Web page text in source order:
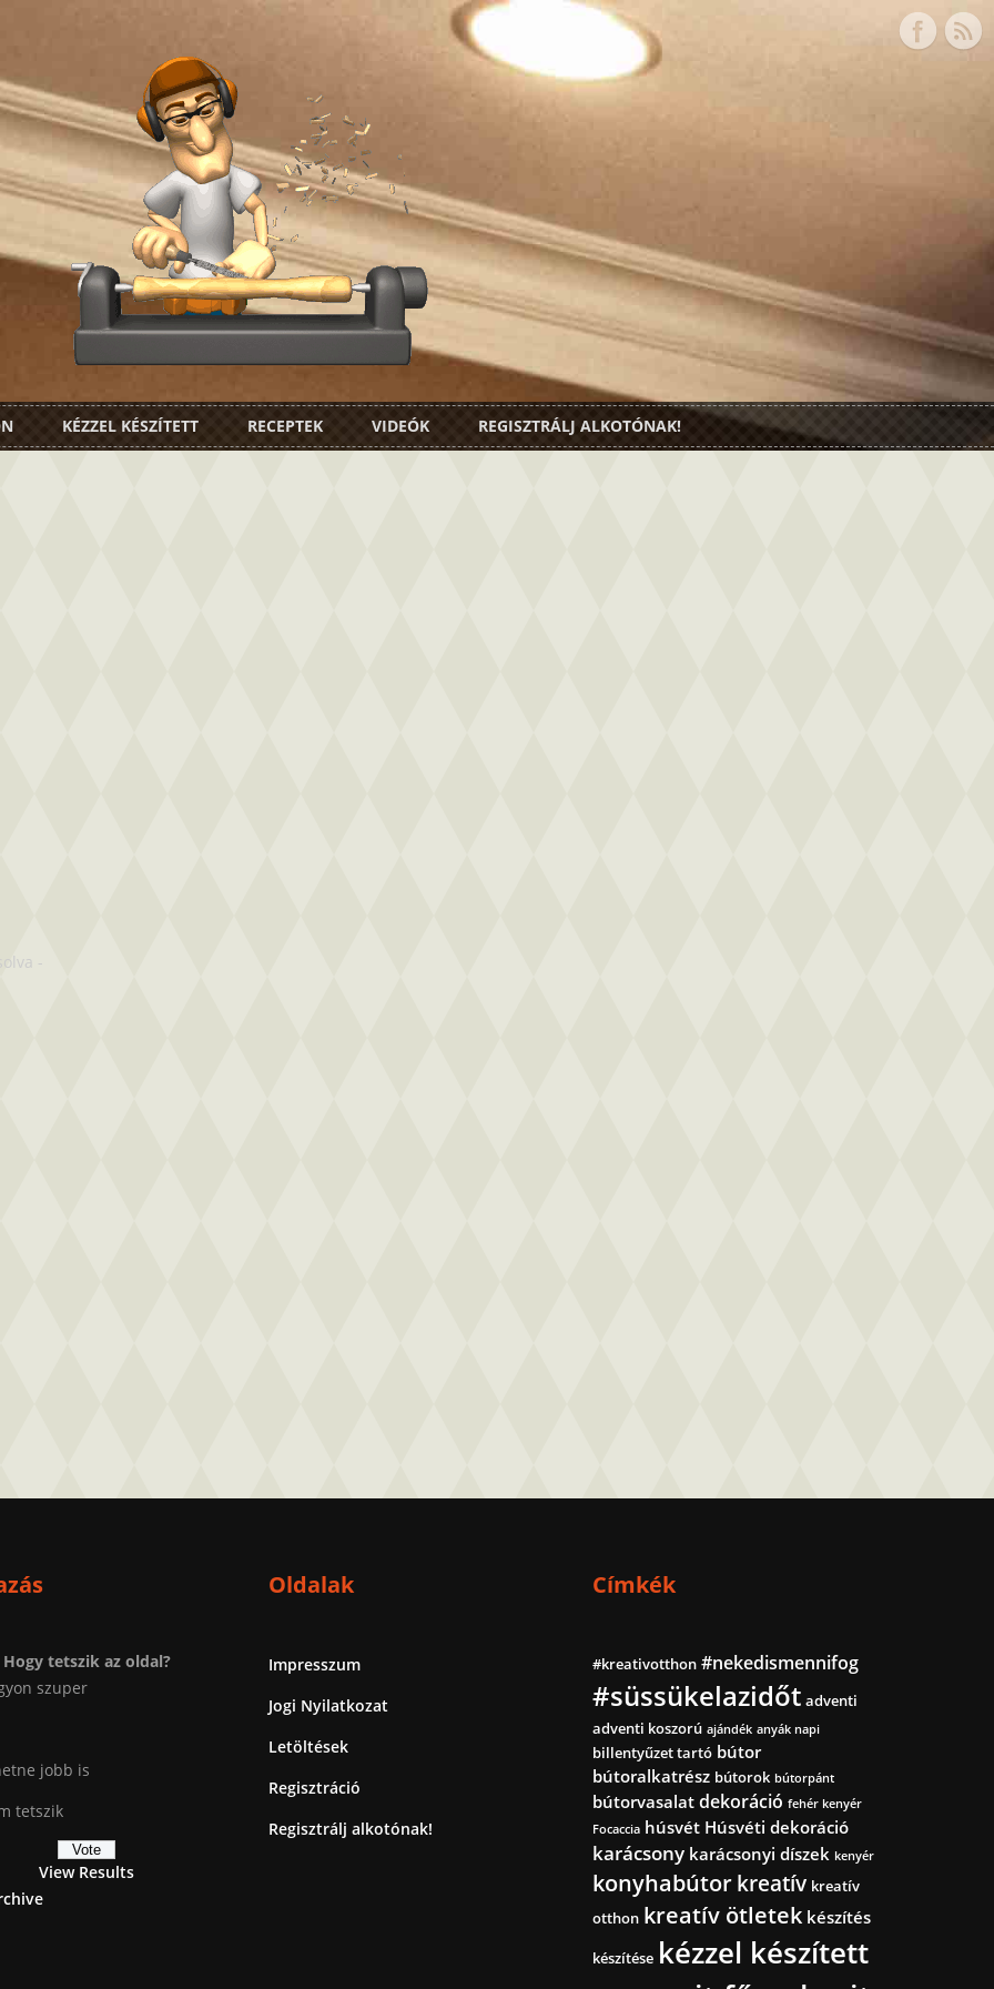
KÉZZEL KÉSZÍTETT RECEPTEK VIDEÓK REGISZTRÁLJ ALKOTÓNAK!
-
Hogy tetszik az oldal?
szuper
jobb is
tetszik
View Results
Oldalak
Impresszum
Jogi Nyilatkozat
Letöltések
Regisztráció
Regisztrálj alkotónak!
Címkék
#kreativotthon #nekedismennifog
#süssükelazidőt adventi
adventi koszorú ajándék anyák napi
billentyűzet tartó bútor
bútoralkatrész bútorok bútorpánt
bútorvasalat dekoráció fehér kenyér
Focaccia húsvét Húsvéti dekoráció
karácsony karácsonyi díszek kenyér
konyhabútor kreatív kreatív
otthon kreatív ötletek készítés
készítése kézzel készített